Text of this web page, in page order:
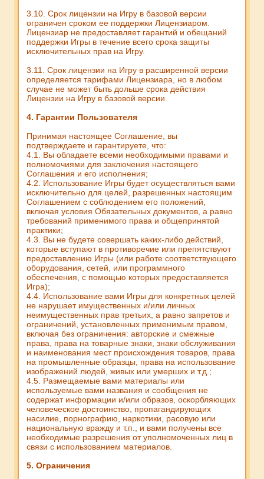
3.10. Срок лицензии на Игру в базовой версии
ограничен сроком ее поддержки Лицензиаром.
Лицензиар не предоставляет гарантий и обещаний
поддержки Игры в течение всего срока защиты
исключительных прав на Игру.
3.11. Срок лицензии на Игру в расширенной версии
определяется тарифами Лицензиара, но в любом
случае не может быть дольше срока действия
Лицензии на Игру в базовой версии.
4. Гарантии Пользователя
Принимая настоящее Соглашение, вы
подтверждаете и гарантируете, что:
4.1. Вы обладаете всеми необходимыми правами и
полномочиями для заключения настоящего
Соглашения и его исполнения;
4.2. Использование Игры будет осуществляться вами
исключительно для целей, разрешенных настоящим
Соглашением с соблюдением его положений,
включая условия Обязательных документов, а равно
требований применимого права и общепринятой
практики;
4.3. Вы не будете совершать каких-либо действий,
которые вступают в противоречие или препятствуют
предоставлению Игры (или работе соответствующего
оборудования, сетей, или программного
обеспечения, с помощью которых предоставляется
Игра);
4.4. Использование вами Игры для конкретных целей
не нарушает имущественных и/или личных
неимущественных прав третьих, а равно запретов и
ограничений, установленных применимым правом,
включая без ограничения: авторские и смежные
права, права на товарные знаки, знаки обслуживания
и наименования мест происхождения товаров, права
на промышленные образцы, права на использование
изображений людей, живых или умерших и т.д.;
4.5. Размещаемые вами материалы или
используемые вами названия и сообщения не
содержат информации и/или образов, оскорбляющих
человеческое достоинство, пропагандирующих
насилие, порнографию, наркотики, расовую или
национальную вражду и т.п., и вами получены все
необходимые разрешения от уполномоченных лиц в
связи с использованием материалов.
5. Ограничения